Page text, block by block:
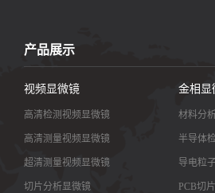
产品展示
视频显微镜
高清检测视频显微镜
高清测量视频显微镜
超清测量视频显微镜
切片分析显微镜
金相显
材料分
半导体
导电粒
PCB切